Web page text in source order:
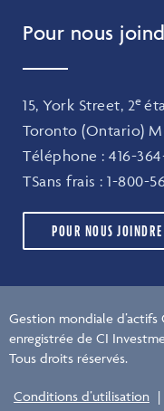
Pour nous
15, York Street, 2e
Toronto (Ontario)
Téléphone : 416-
TSans frais : 1-800-
POUR NOUS JOINDRE
Gestion mondiale d’actifs
enregistrée de CI
Tous droits réservés.
Conditions d’utilisation |